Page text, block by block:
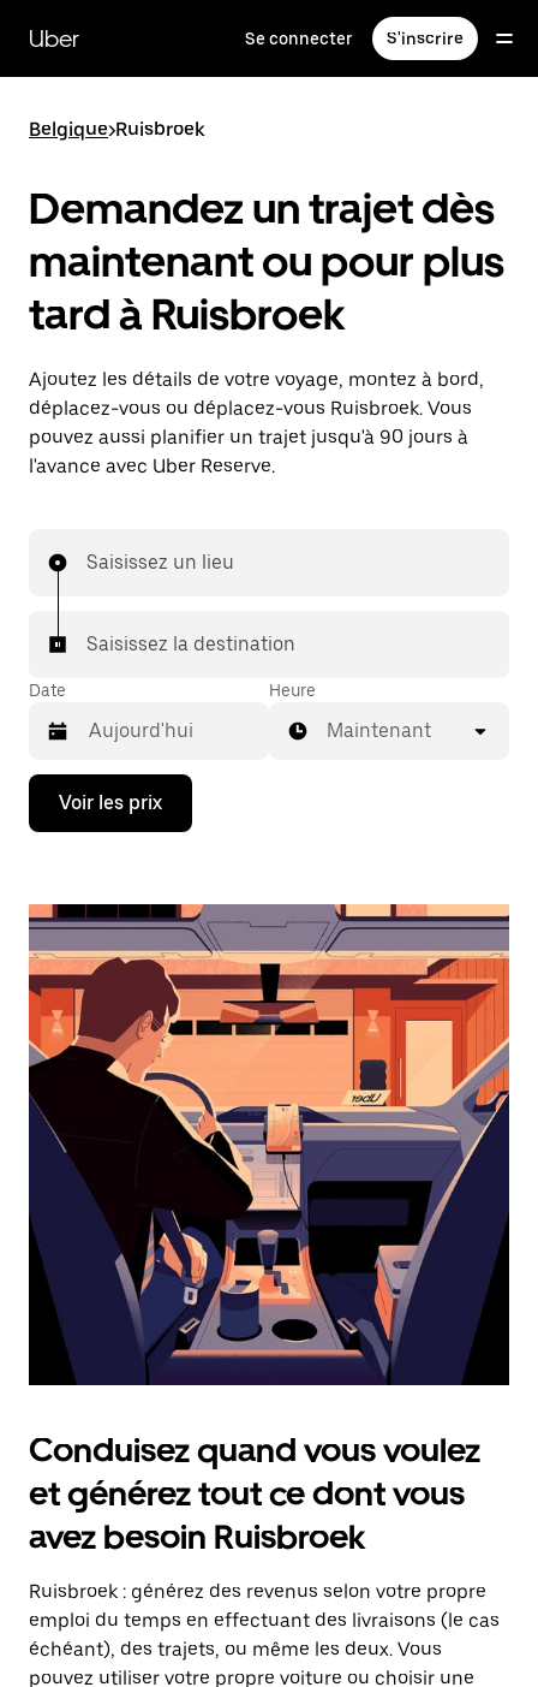
contenu
principal
Uber Se connecter S'inscrire
Belgique>Ruisbroek
Demandez un trajet dès
maintenant ou pour plus
tard à Ruisbroek
Ajoutez les détails de votre voyage, montez à bord,
déplacez-vous ou déplacez-vous Ruisbroek. Vous
pouvez aussi planifier un trajet jusqu'à 90 jours à
l'avance avec Uber Reserve.
Saisissez un lieu
Saisissez la destination
Date
Appuyez
la
bas
ouvrir
le
calendrier
sélectionner
une
date.
Appuyez
sur
touche
pour
fermer
le
calendrier.
Heure
Maintenant
Voir les prix
Conduisez quand vous voulez
et générez tout ce dont vous
avez besoin Ruisbroek
Ruisbroek : générez des revenus selon votre propre
emploi du temps en effectuant des livraisons (le cas
échéant), des trajets, ou même les deux. Vous
pouvez utiliser votre propre voiture ou choisir une